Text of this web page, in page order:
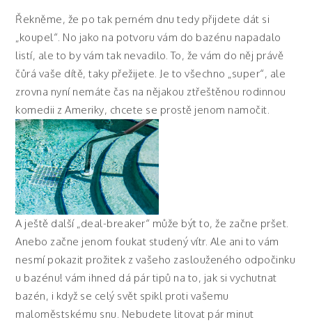
Řekněme, že po tak perném dnu tedy přijdete dát si
„koupel“. No jako na potvoru vám do bazénu napadalo
listí, ale to by vám tak nevadilo. To, že vám do něj právě
čůrá vaše dítě, taky přežijete. Je to všechno „super“, ale
zrovna nyní nemáte čas na nějakou ztřeštěnou rodinnou
komedii z Ameriky, chcete se prostě jenom namočit.
A ještě další „deal-breaker“ může být to, že začne pršet.
Anebo začne jenom foukat studený vítr. Ale ani to vám
nesmí pokazit prožitek z vašeho zaslouženého odpočinku
u bazénu! vám ihned dá pár tipů na to, jak si vychutnat
bazén, i když se celý svět spikl proti vašemu
maloměstskému snu. Nebudete litovat pár minut